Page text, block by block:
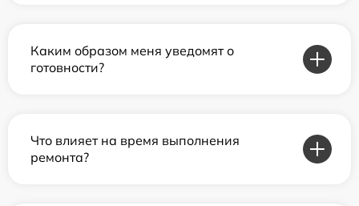
Каким образом меня уведомят о
готовности?
Что влияет на время выполнения
ремонта?